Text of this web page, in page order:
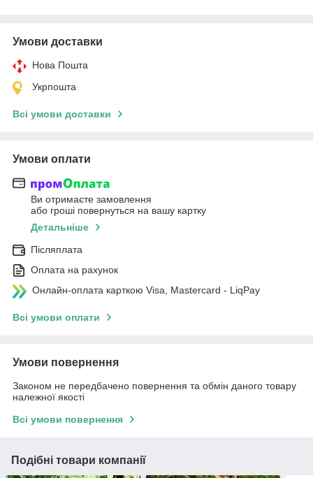
Умови доставки
Нова Пошта
Укрпошта
Всі умови доставки
Умови оплати
Ви отримаєте замовлення
або гроші повернуться на вашу картку
Детальніше
Післяплата
Оплата на рахунок
Онлайн-оплата карткою Visa, Mastercard - LiqPay
Всі умови оплати
Умови повернення
Законом не передбачено повернення та обмін даного товару
належної якості
Всі умови повернення
Подібні товари компанії